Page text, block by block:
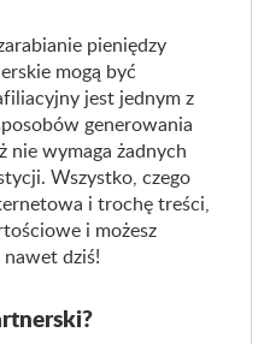
pieniędzy
mogą być
jest jednym z
generowania
nie wymaga żadnych
Wszystko, czego
i trochę treści,
i możesz
nawet dziś!